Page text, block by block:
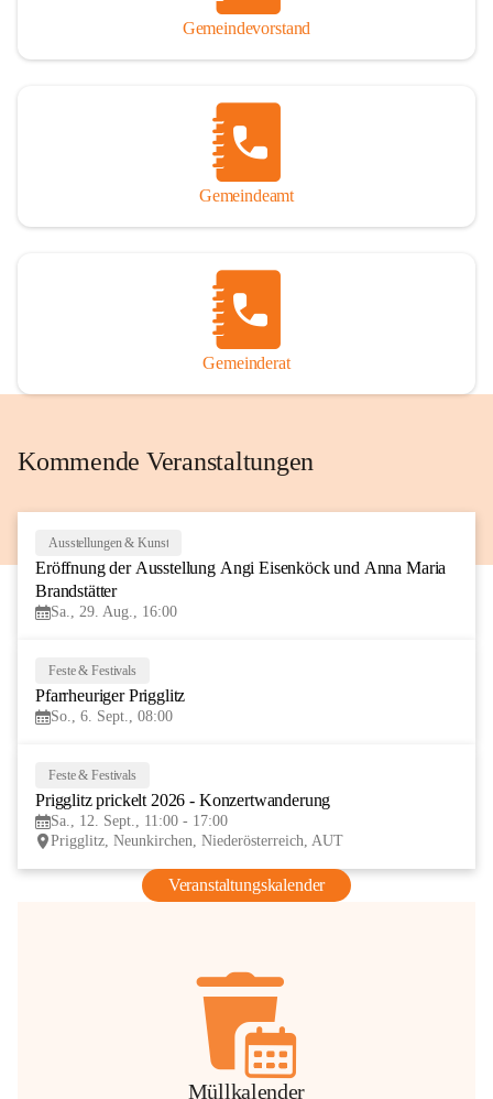
Gemeindevorstand
Gemeindeamt
Gemeinderat
Kommende Veranstaltungen
AUG
Ausstellungen & Kunst
Eröffnung der Ausstellung Angi Eisenköck und Anna Maria
Brandstätter
Sa., 29. Aug., 16:00
Feste & Festivals
Pfarrheuriger Prigglitz
So., 6. Sept., 08:00
Feste & Festivals
Prigglitz prickelt 2026 - Konzertwanderung
Sa., 12. Sept., 11:00 - 17:00
Prigglitz, Neunkirchen, Niederösterreich, AUT
Veranstaltungskalender
Müllkalender